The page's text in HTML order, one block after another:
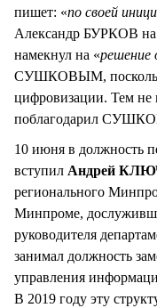
пишет: «по своей
Александр БУРКОВ на
намекнул на «решение
СУШКОВЫМ,
цифровизации. Тем
поблагодарил
10 июня в должность
вступил Андрей
регионального
Минпроме,
руководителя
занимал должность
управления
В 2019 году эту